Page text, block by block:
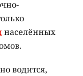
населённых
водится,